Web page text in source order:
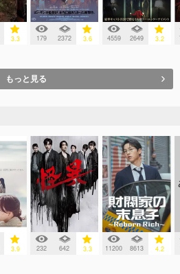
3.3 179 2372 3.6 4559 2649 3.2
もっと見る
3.9 232 642 3.3 11200 8613 4.2